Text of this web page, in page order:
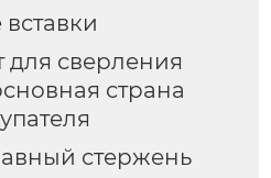
для сверления
страна
стержень